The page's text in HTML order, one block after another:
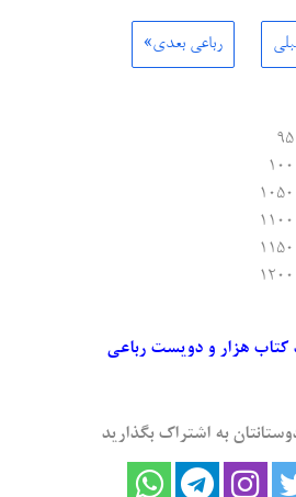
رباعی بعدی»
کتاب هزار و دویست رباعی
به اشتراک بگذارید